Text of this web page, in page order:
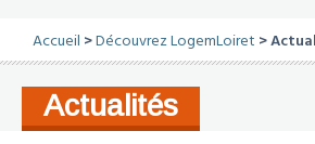
Accueil >Découvrez LogemLoiret >
Actualités